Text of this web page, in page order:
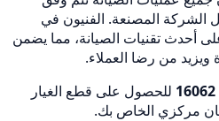
الشركة المصنعة. الفنيون في
أحدث تقنيات الصيانة، مما يضمن
ويزيد من رضا العملاء.
للحصول على قطع الغيار
مركزي الخاص بك.